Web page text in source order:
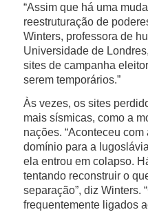
“Assim que há uma
reestruturação de
Winters, professora de
Universidade de
sites de campanha
serem temporários.”
Às vezes, os sites
mais sísmicas, como a
nações. “Aconteceu
domínio para a
ela entrou em colapso.
tentando reconstruir o
separação”, diz Winters.
frequentemente ligados